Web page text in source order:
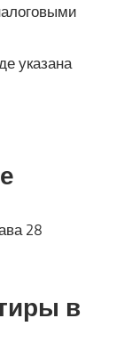
указана
28
в